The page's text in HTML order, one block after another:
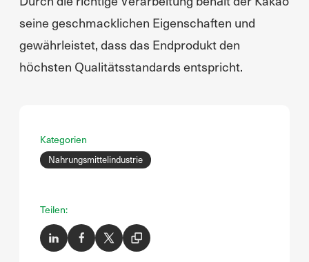
seine geschmacklichen Eigenschaften und
gewährleistet, dass das Endprodukt den
höchsten Qualitätsstandards entspricht.
Kategorien
Nahrungsmittelindustrie
Teilen: